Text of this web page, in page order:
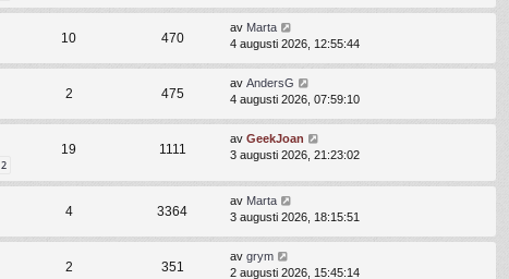
10 470
av Marta
4 augusti 2026, 12:55:44
2 475
av AndersG
4 augusti 2026, 07:59:10
2
19 1111
av GeekJoan
3 augusti 2026, 21:23:02
4 3364
av Marta
3 augusti 2026, 18:15:51
2 351
av grym
2 augusti 2026, 15:45:14